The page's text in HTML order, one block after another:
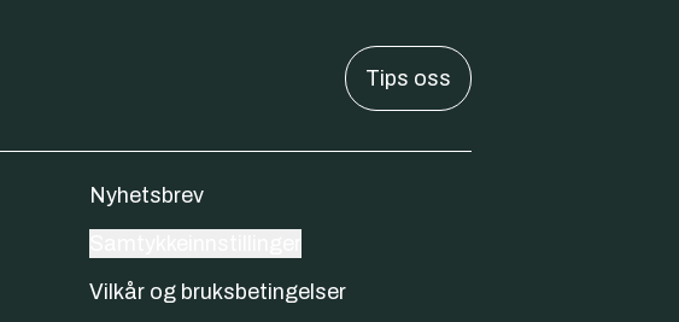
Tips oss
Nyhetsbrev
Vilkår og bruksbetingelser